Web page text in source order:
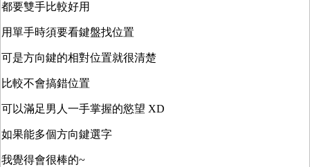
都要雙手比較好用
用單手時須要看鍵盤找位置
可是方向鍵的相對位置就很清楚
比較不會搞錯位置
可以滿足男人一手掌握的慾望 XD
如果能多個方向鍵選字
我覺得會很棒的~